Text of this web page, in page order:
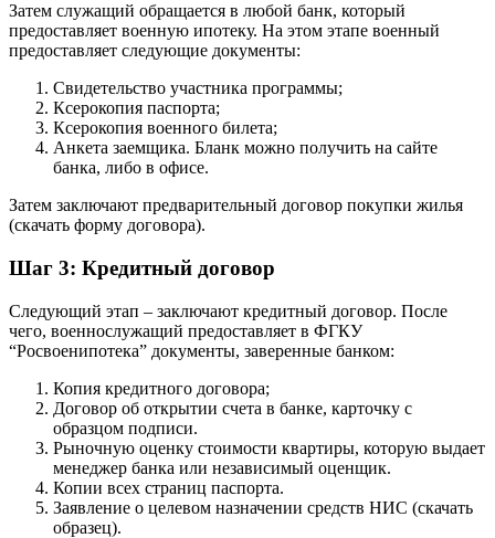
Затем служащий обращается в любой банк, который
предоставляет военную ипотеку. На этом этапе военный
предоставляет следующие документы:
Свидетельство участника программы;
Ксерокопия паспорта;
Ксерокопия военного билета;
Анкета заемщика. Бланк можно получить на сайте
банка, либо в офисе.
Затем заключают предварительный договор покупки жилья
(скачать форму договора).
Шаг 3: Кредитный договор
Следующий этап – заключают кредитный договор. После
чего, военнослужащий предоставляет в ФГКУ
“Росвоенипотека” документы, заверенные банком:
Копия кредитного договора;
Договор об открытии счета в банке, карточку с
образцом подписи.
Рыночную оценку стоимости квартиры, которую выдает
менеджер банка или независимый оценщик.
Копии всех страниц паспорта.
Заявление о целевом назначении средств НИС (скачать
образец).